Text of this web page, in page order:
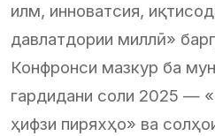
илм, инноватсия,
давлатдории миллӣ»
Конфронси мазкур ба
гардидани соли 2025 —
ҳифзи пиряхҳо» ва